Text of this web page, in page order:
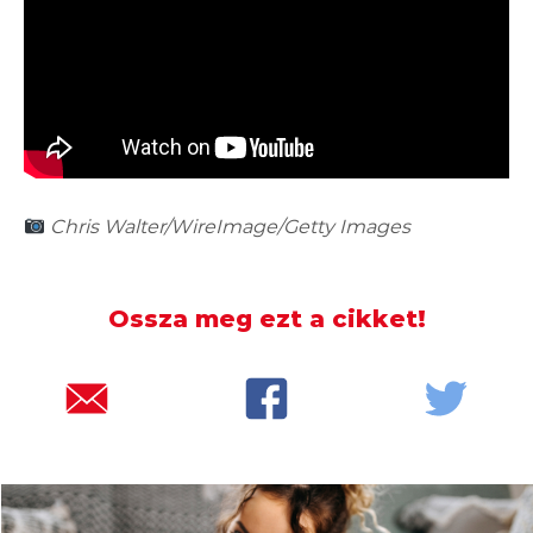
Chris Walter/WireImage/Getty Images
Ossza meg ezt a cikket!
A szomszédban is alaposan
felkészültek a hőhullámra
Több mind félmillióan voltak már